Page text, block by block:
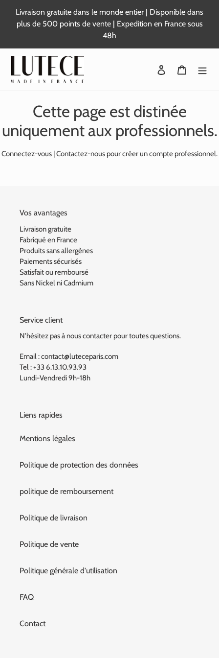
contenu
Livraison gratuite dans le monde entier | Disponible dans
plus de 500 points de vente | Expedition en France sous
48h
Se connecter
Panier
Cette page est distinée
uniquement aux professionnels.
Connectez-vous Contactez-nous pour créer un compte professionnel.
Vos avantages
Livraison gratuite
Fabriqué en France
Produits sans allergènes
Paiements sécurisés
Satisfait ou remboursé
Sans Nickel ni Cadmium
Service client
N'hésitez pas à nous contacter pour toutes questions.
Email : contact@luteceparis.com
Tel : +33 6.13.10.93.93
Lundi-Vendredi 9h-18h
Liens rapides
Mentions légales
Politique de protection des données
politique de remboursement
Politique de livraison
Politique de vente
Politique générale d'utilisation
FAQ
Contact